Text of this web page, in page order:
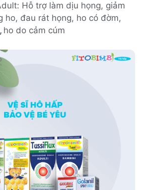
Hỗ trợ làm dịu họng, giảm
ho, đau rát họng, ho có đờm,
, ho do cảm cúm